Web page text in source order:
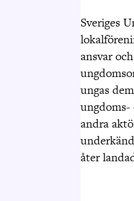
Sveriges
ansvar
ungas
andra
åter